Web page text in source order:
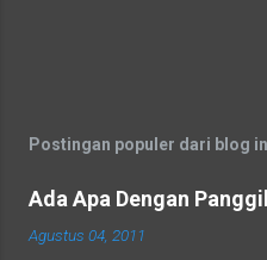
Postingan populer dari blog
Ada Apa Dengan
Agustus 04, 2011